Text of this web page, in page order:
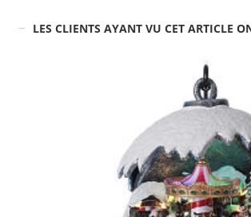
LES CLIENTS AYANT VU CET ARTICLE